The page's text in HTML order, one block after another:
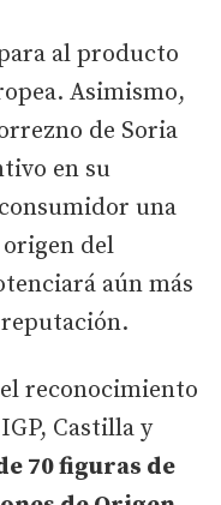
al producto
Asimismo,
de Soria
en su
una
del
aún más
reconocimiento
Castilla y
70 figuras de